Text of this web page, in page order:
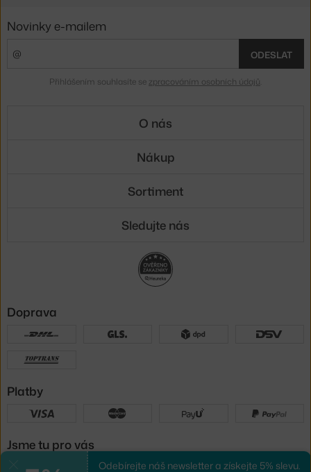
Odebírejte náš newsletter a získejte 5% slevu.
Novinky e-mailem
ODESLAT
Přihlášením souhlasíte se zpracováním osobních údajů
O nás
Nákup
Sortiment
Sledujte nás
Doprava
Platby
Jsme tu pro vás